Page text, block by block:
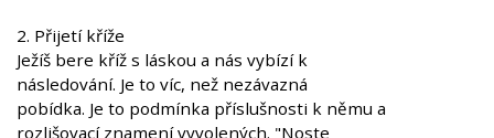
2. Přijetí kříže
Ježíš bere kříž s láskou a nás vybízí k
následování. Je to víc, než nezávazná
pobídka. Je to podmínka příslušnosti k němu a
rozlišovací znamení vyvolených. "Noste